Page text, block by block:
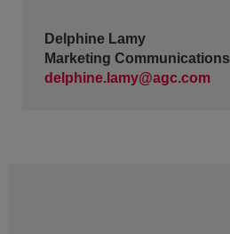
Delphine Lamy
Marketing Communications
delphine.lamy@agc.com